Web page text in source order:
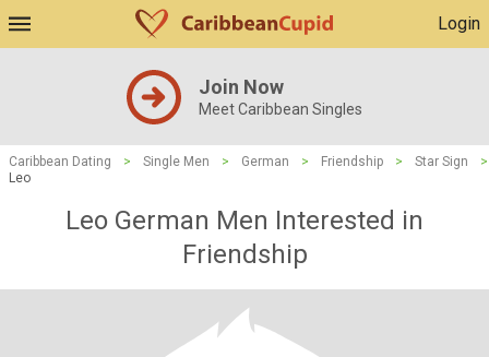
Login
Join Now
Meet Caribbean Singles
Caribbean Dating > Single Men > German > Friendship > Star Sign
>
Leo
Leo German Men Interested in
Friendship